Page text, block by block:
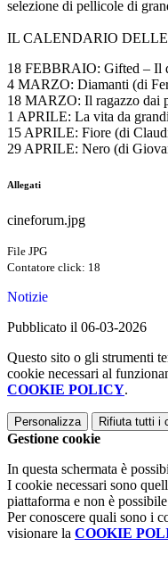
selezione di pellicole di
IL CALENDARIO DELLE
18 FEBBRAIO: Gifted – Il
4 MARZO: Diamanti (di
18 MARZO: Il ragazzo dai
1 APRILE: La vita da
15 APRILE: Fiore (di
29 APRILE: Nero (di
Allegati
cineforum.jpg
File JPG
Contatore click: 18
Notizie
Pubblicato il 06-03-2026
Questo sito o gli strumenti
cookie necessari al
COOKIE POLICY.
Personalizza Rifiuta tutti i
Gestione cookie
In questa schermata è
I cookie necessari sono
piattaforma e non è
Per conoscere quali sono i
visionare la COOKIE